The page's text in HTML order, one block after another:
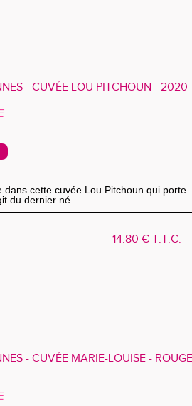
- CUVÉE LOU PITCHOUN - 2020
dans cette cuvée Lou Pitchoun qui porte
du dernier né ...
- CUVÉE MARIE-LOUISE -
14.80 € T.T.C.